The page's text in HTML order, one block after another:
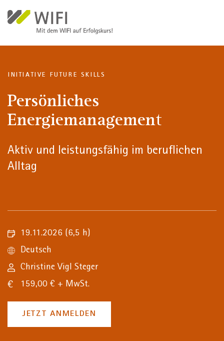
INITIATIVE FUTURE SKILLS
Persönliches
Energiemanagement
Aktiv und leistungsfähig im beruflichen
Alltag
19.11.2026 (6,5 h)
Deutsch
Christine Vigl Steger
159,00 € + MwSt.
JETZT ANMELDEN